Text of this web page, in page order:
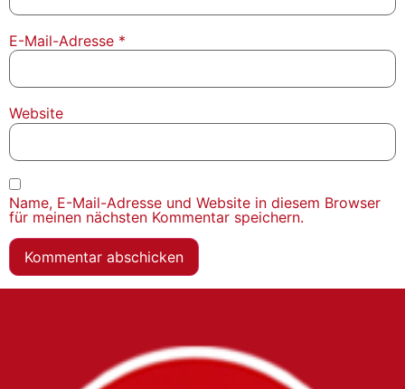
E-Mail-Adresse *
Website
Name, E-Mail-Adresse und Website in diesem Browser
für meinen nächsten Kommentar speichern.